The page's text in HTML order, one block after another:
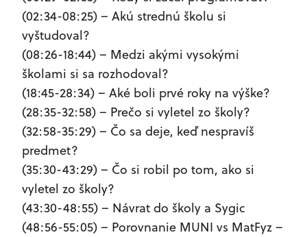
(02:34-08:25) – Akú strednú školu si
vyštudoval?
(08:26-18:44) – Medzi akými vysokými
školami si sa rozhodoval?
(18:45-28:34) – Aké boli prvé roky na výške?
(28:35-32:58) – Prečo si vyletel zo školy?
(32:58-35:29) – Čo sa deje, keď nespravíš
predmet?
(35:30-43:29) – Čo si robil po tom, ako si
vyletel zo školy?
(43:30-48:55) – Návrat do školy a Sygic
(48:56-55:05) – Porovnanie MUNI vs MatFyz –